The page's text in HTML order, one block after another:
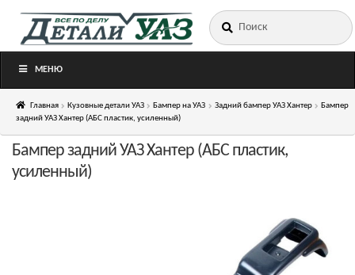
Перейти
Перейти
Искать:
МЕНЮ
Главная Кузовные детали УАЗ Бампер на УАЗ Задний бампер УАЗ Хантер
Бампер
задний УАЗ Хантер (АБС пластик, усиленный)
Бампер задний УАЗ Хантер (АБС пластик,
усиленный)